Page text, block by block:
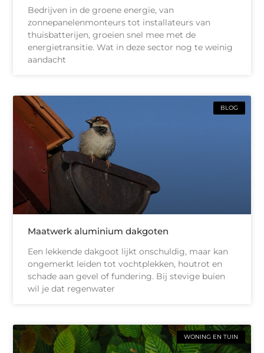
Bedrijven in de groene energie, van
zonnepanelenmonteurs tot installateurs van
thuisbatterijen, groeien snel mee met de
energietransitie. Wat in deze sector nog te weinig
aandacht
BLOG
Maatwerk aluminium dakgoten
Een lekkende dakgoot lijkt onschuldig, maar kan
ongemerkt leiden tot vochtplekken, houtrot en
schade aan gevel of fundering. Bij stevige buien
wil je dat regenwater
WONING EN TUIN